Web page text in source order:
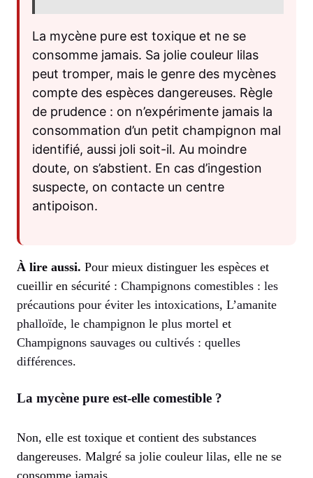
La mycène pure est toxique et ne se
consomme jamais. Sa jolie couleur lilas
peut tromper, mais le genre des mycènes
compte des espèces dangereuses. Règle
de prudence : on n’expérimente jamais la
consommation d’un petit champignon mal
identifié, aussi joli soit-il. Au moindre
doute, on s’abstient. En cas d’ingestion
suspecte, on contacte un centre
antipoison.
À lire aussi. Pour mieux distinguer les espèces et
cueillir en sécurité : Champignons comestibles : les
précautions pour éviter les intoxications, L’amanite
phalloïde, le champignon le plus mortel et
Champignons sauvages ou cultivés : quelles
différences.
La mycène pure est-elle comestible ?
Non, elle est toxique et contient des substances
dangereuses. Malgré sa jolie couleur lilas, elle ne se
consomme jamais.